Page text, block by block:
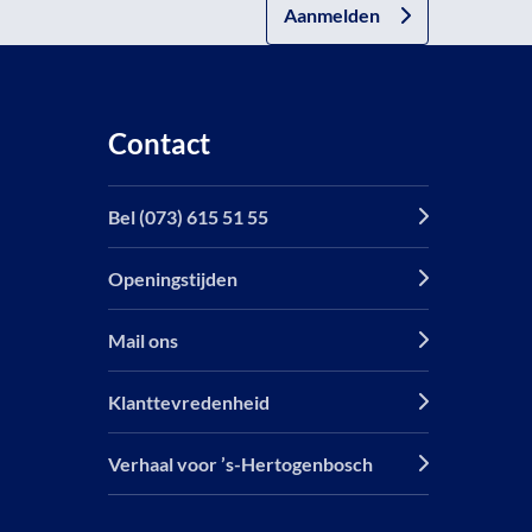
Aanmelden
Contact
Bel (073) 615 51 55
Openingstijden
Mail ons
Klanttevredenheid
Verhaal voor ’s-Hertogenbosch